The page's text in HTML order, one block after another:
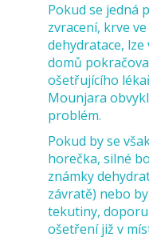
Pokud se jedná
zvracení, krve
dehydratace,
domů
ošetřujícího
Mounjara
problém.
Pokud by se
horečka, silné
známky
závratě) nebo
tekutiny,
ošetření již v